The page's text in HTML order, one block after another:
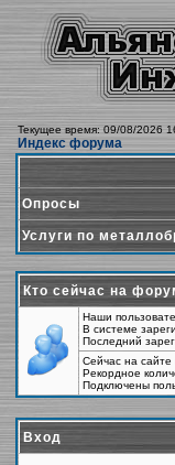
Текущее время: 09/08/2026
Индекс форума
Опросы
Услуги по
Кто сейчас на
Наши
В системе
Последний
Сейчас на
Рекордное
Подключены
Вход